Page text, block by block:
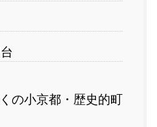
の小京都・歴史的町